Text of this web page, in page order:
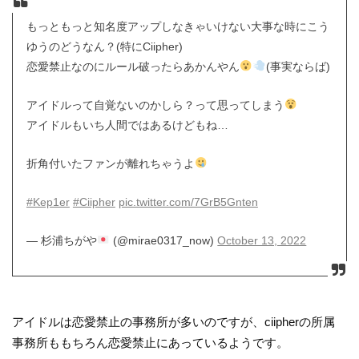
もっともっと知名度アップしなきゃいけない大事な時にこう
ゆうのどうなん？(特にCiipher)
恋愛禁止なのにルール破ったらあかんやん
(事実ならば)
アイドルって自覚ないのかしら？って思ってしまう
アイドルもいち人間ではあるけどもね…
折角付いたファンが離れちゃうよ
#Kep1er #Ciipher pic.twitter.com/7GrB5Gnten
— 杉浦ちがや (@mirae0317_now)October 13, 2022
アイドルは恋愛禁止の事務所が多いのですが、ciipherの所属
事務所ももちろん恋愛禁止にあっているようです。